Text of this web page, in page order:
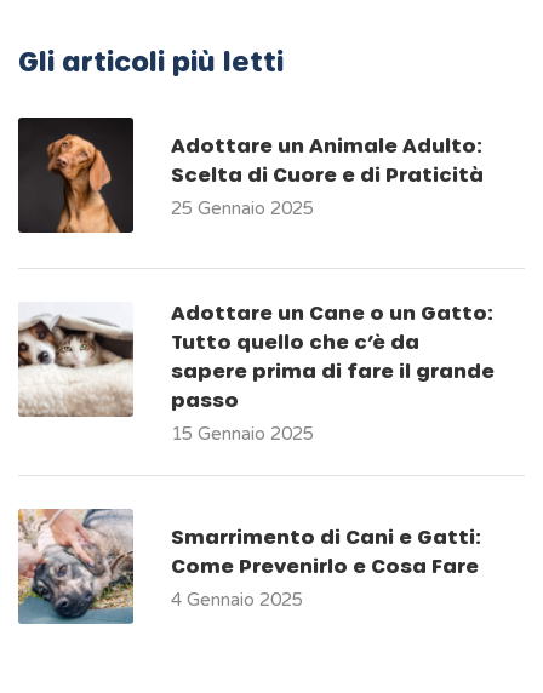
Gli articoli più letti
Adottare un Animale Adulto:
Scelta di Cuore e di Praticità
25 Gennaio 2025
Adottare un Cane o un Gatto:
Tutto quello che c’è da
sapere prima di fare il grande
passo
15 Gennaio 2025
Smarrimento di Cani e Gatti:
Come Prevenirlo e Cosa Fare
4 Gennaio 2025